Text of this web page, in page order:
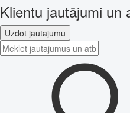
Klientu jautājumi un
Uzdot jautājumu